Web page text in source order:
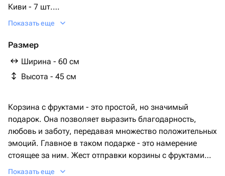
Киви - 7 шт.
Апельсин - 2 шт.
Груша - 3 шт.
виноград белый - 1 шт.
виноград красный - 1 шт.
гофрированная бумага ( зеленая ) - 1 шт.
Показать еще
Размер
Ширина - 60 см
Высота - 45 см
Корзина с фруктами - это простой, но значимый
подарок. Она позволяет выразить благодарность,
любовь и заботу, передавая множество положительных
эмоций. Главное в таком подарке - это намерение
стоящее за ним. Жест отправки корзины с фруктами
показывает желание дарителя сделать что-то
Показать еще